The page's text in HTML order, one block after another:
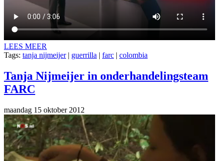
LEES MEER
Tags: tanja nijmeijer| guerrilla | farc | colombia
Tanja Nijmeijer in onderhandelingsteam
FARC
maandag 15 oktober 2012